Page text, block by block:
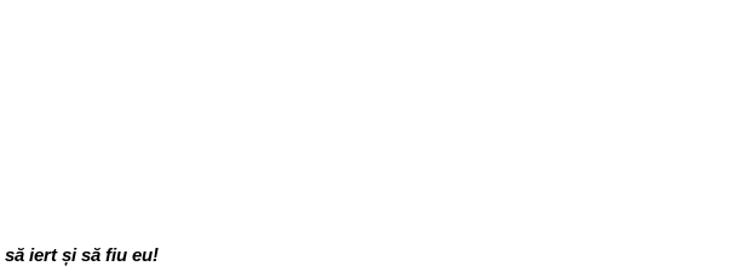
să iert și să fiu eu!